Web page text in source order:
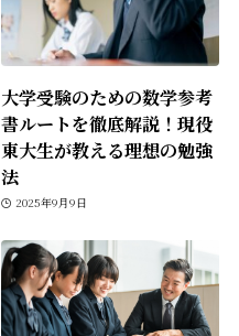
大学受験のための数学参考
書ルートを徹底解説！現役
東大生が教える理想の勉強
法
2025年9月9日